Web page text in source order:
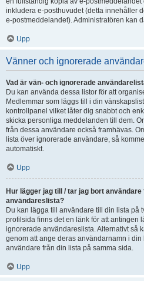
inkludera e-posthuvudet (detta innehåller
e-postmeddelandet). Administratören kan
Upp
Vänner och ignorerade
Vad är vän- och ignorerade
Du kan använda dessa listor för att
Medlemmar som läggs till i din
kontrollpanel vilket låter dig snabbt och
skicka personliga meddelanden till dem.
från dessa användare också framhävas.
lista över ignorerade användare, så
automatiskt.
Upp
Hur lägger jag till / tar jag bort
användareslista?
Du kan lägga till användare till din lista på
profilsida finns det en länk för att antingen
ignorerade användareslista. Alternativt så
genom att ange deras användarnamn i
användare från din lista på samma sida.
Upp